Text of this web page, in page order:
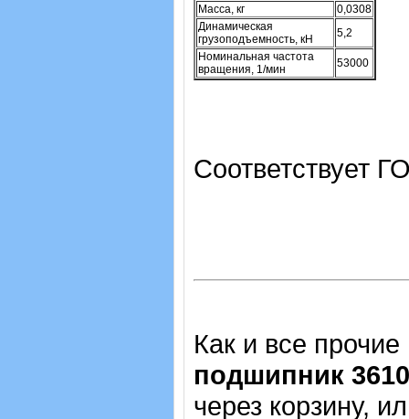
Масса, кг
0,0308
Динамическая
грузоподъемность, кН
5,2
Номинальная частота
вращения, 1/мин
53000
Соответствует
Как и все
подшипник
через корзину,